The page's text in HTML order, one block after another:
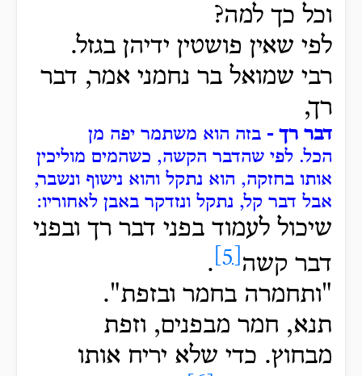
וכל כך למה?
לפי שאין פושטין ידיהן בגזל.
רבי שמואל בר נחמני אמר, דבר
רך,
דבר רך - בזה הוא משתמר יפה מן
הכל. לפי שהדבר הקשה, כשהמים מוליכין
אותו בחזקה, הוא נתקל והוא נישוף ונשבר,
אבל דבר קל, נתקל ונזדקר באבן לאחוריו:
שיכול לעמוד בפני דבר רך ובפני
דבר קשה
.
"ותחמרה בחמר ובזפת".
תנא, חמר מבפנים, וזפת
מבחוץ. כדי שלא יריח אותו